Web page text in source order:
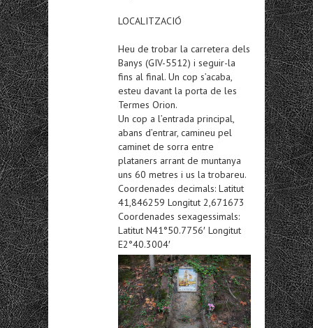
LOCALITZACIÓ
Heu de trobar la carretera dels
Banys (GIV-5512) i seguir-la
fins al final. Un cop s’acaba,
esteu davant la porta de les
Termes Orion.
Un cop a l’entrada principal,
abans d’entrar, camineu pel
caminet de sorra entre
plataners arrant de muntanya
uns 60 metres i us la trobareu.
Coordenades decimals: Latitut
41,846259 Longitut 2,671673
Coordenades sexagessimals:
Latitut N41°50.7756′ Longitut
E2°40.3004′